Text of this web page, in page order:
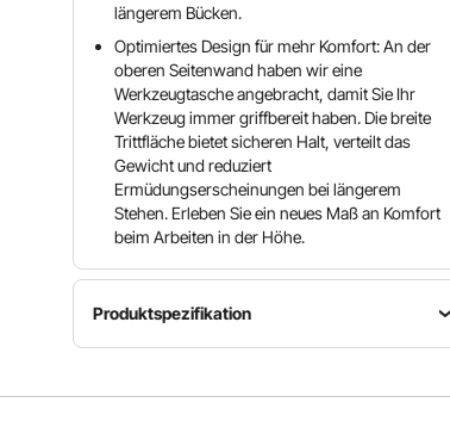
längerem Bücken.
Optimiertes Design für mehr Komfort: An der
oberen Seitenwand haben wir eine
Werkzeugtasche angebracht, damit Sie Ihr
Werkzeug immer griffbereit haben. Die breite
Trittfläche bietet sicheren Halt, verteilt das
Gewicht und reduziert
Ermüdungserscheinungen bei längerem
Stehen. Erleben Sie ein neues Maß an Komfort
beim Arbeiten in der Höhe.
Produktspezifikation
Artikelmodellnummer
400 lbs /
48–76 Zoll